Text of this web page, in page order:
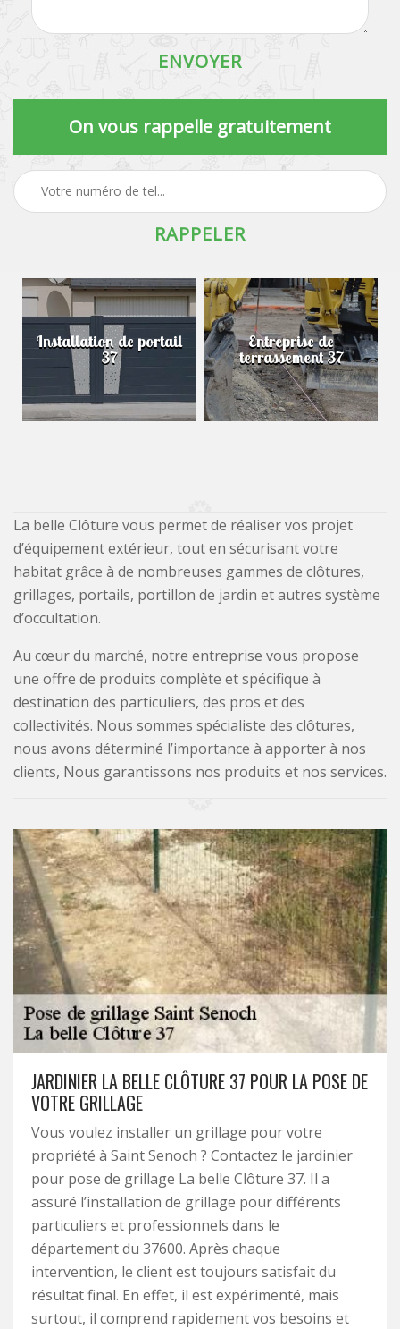
On vous rappelle gratuitement
Installation de portail
37
Entreprise de
terrassement 37
La belle Clôture vous permet de réaliser vos projet
d’équipement extérieur, tout en sécurisant votre
habitat grâce à de nombreuses gammes de clôtures,
grillages, portails, portillon de jardin et autres système
d’occultation.
Au cœur du marché, notre entreprise vous propose
une offre de produits complète et spécifique à
destination des particuliers, des pros et des
collectivités. Nous sommes spécialiste des clôtures,
nous avons déterminé l’importance à apporter à nos
clients, Nous garantissons nos produits et nos services.
JARDINIER LA BELLE CLÔTURE 37 POUR LA POSE DE
VOTRE GRILLAGE
Vous voulez installer un grillage pour votre
propriété à Saint Senoch ? Contactez le jardinier
pour pose de grillage La belle Clôture 37. Il a
assuré l’installation de grillage pour différents
particuliers et professionnels dans le
département du 37600. Après chaque
intervention, le client est toujours satisfait du
résultat final. En effet, il est expérimenté, mais
surtout, il comprend rapidement vos besoins et